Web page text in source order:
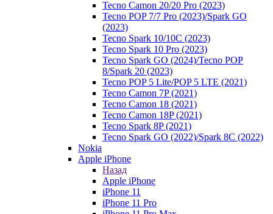
Tecno Camon 20/20 Pro (2023)
Tecno POP 7/7 Pro (2023)/Spark GO
(2023)
Tecno Spark 10/10C (2023)
Tecno Spark 10 Pro (2023)
Tecno Spark GO (2024)/Tecno POP
8/Spark 20 (2023)
Tecno POP 5 Lite/POP 5 LTE (2021)
Tecno Camon 7P (2021)
Tecno Camon 18 (2021)
Tecno Camon 18P (2021)
Tecno Spark 8P (2021)
Tecno Spark GO (2022)/Spark 8C (2022)
Nokia
Apple iPhone
Назад
Apple iPhone
iPhone 11
iPhone 11 Pro